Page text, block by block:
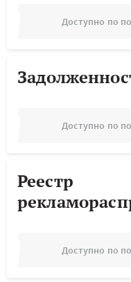
Доступно по
Доступно по
Реестр
Доступно по